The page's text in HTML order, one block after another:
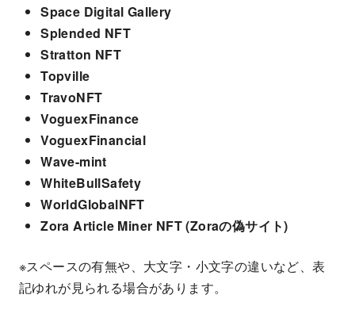
Space Digital Gallery
Splended NFT
Stratton NFT
Topville
TravoNFT
VoguexFinance
VoguexFinancial
Wave-mint
WhiteBullSafety
WorldGlobalNFT
Zora Article Miner NFT (Zoraの偽サイト)
※スペースの有無や、大文字・小文字の違いなど、表
記ゆれが見られる場合があります。